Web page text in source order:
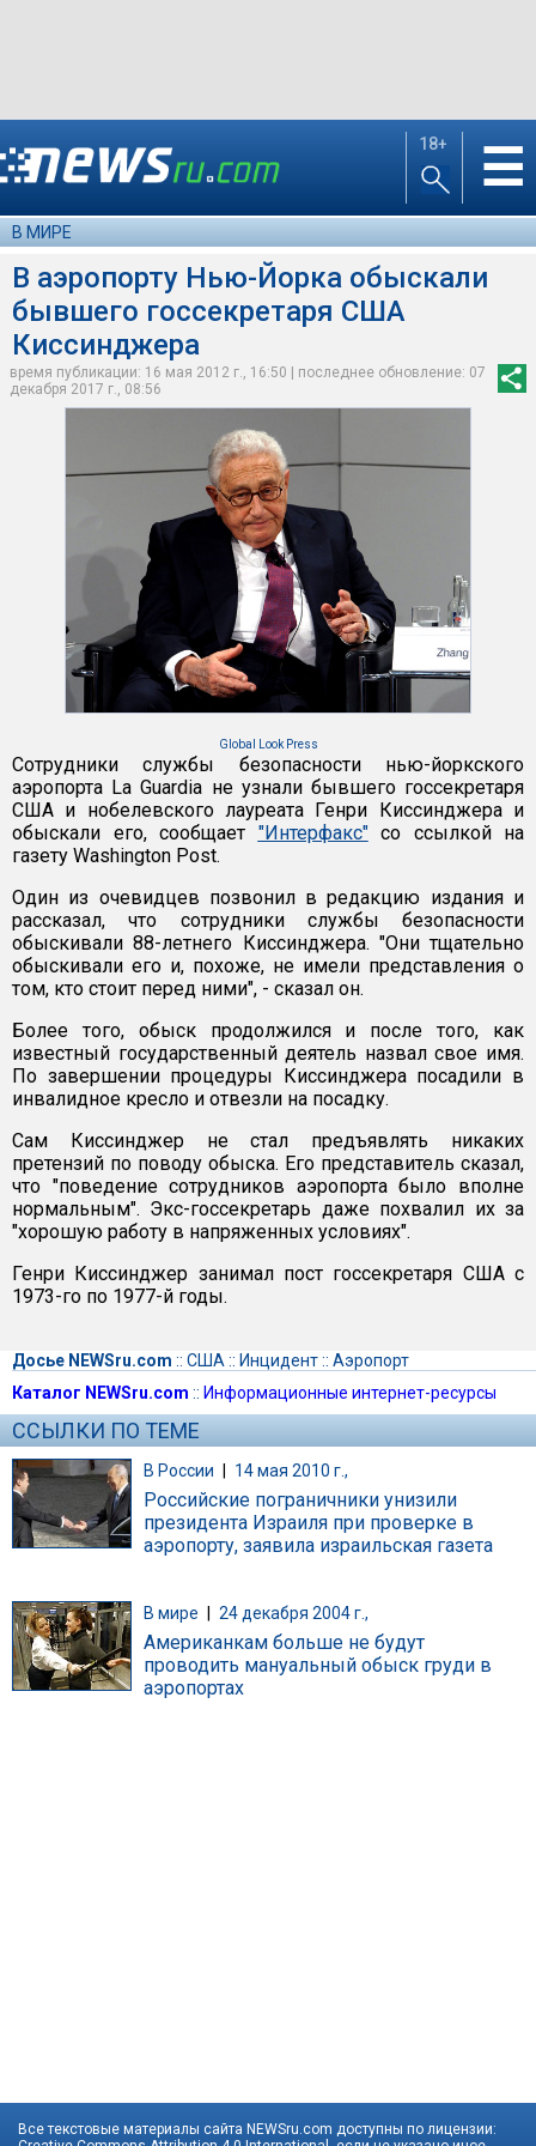
18+ ☰
В МИРЕ
В аэропорту Нью-Йорка обыскали
бывшего госсекретаря США
Киссинджера
время публикации: 16 мая 2012 г., 16:50 | последнее обновление: 07
декабря 2017 г., 08:56
Global Look Press
Сотрудники службы безопасности нью-йоркского
аэропорта La Guardia не узнали бывшего госсекретаря
США и нобелевского лауреата Генри Киссинджера и
обыскали его, сообщает "Интерфакс"со ссылкой на
газету Washington Post.
Один из очевидцев позвонил в редакцию издания и
рассказал, что сотрудники службы безопасности
обыскивали 88-летнего Киссинджера. "Они тщательно
обыскивали его и, похоже, не имели представления о
том, кто стоит перед ними", - сказал он.
Более того, обыск продолжился и после того, как
известный государственный деятель назвал свое имя.
По завершении процедуры Киссинджера посадили в
инвалидное кресло и отвезли на посадку.
Сам Киссинджер не стал предъявлять никаких
претензий по поводу обыска. Его представитель сказал,
что "поведение сотрудников аэропорта было вполне
нормальным". Экс-госсекретарь даже похвалил их за
"хорошую работу в напряженных условиях".
Генри Киссинджер занимал пост госсекретаря США с
1973-го по 1977-й годы.
Досье NEWSru.com :: США :: Инцидент:: Аэропорт
Каталог NEWSru.com :: Информационные интернет-ресурсы
ССЫЛКИ ПО ТЕМЕ
В России | 14 мая 2010 г.,
Российские пограничники унизили
президента Израиля при проверке в
аэропорту, заявила израильская газета
В мире 24 декабря 2004 г.,
Американкам больше не будут
проводить мануальный обыск груди в
аэропортах
Все текстовые материалы сайта NEWSru.com доступны по лицензии: